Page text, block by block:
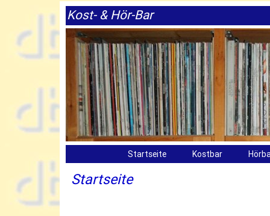
Kost- & Hör-Bar
Startseite Kostbar
Startseite